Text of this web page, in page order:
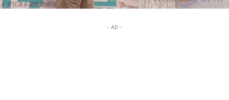
メダリスト製作委員会
- AD -